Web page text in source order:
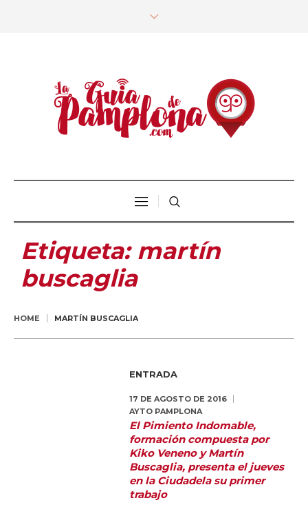
Etiqueta: martín
buscaglia
HOME MARTÍN BUSCAGLIA
ENTRADA
17 DE AGOSTO DE 2016
AYTO PAMPLONA
El Pimiento Indomable,
formación compuesta por
Kiko Veneno y Martín
Buscaglia, presenta el jueves
en la Ciudadela su primer
trabajo